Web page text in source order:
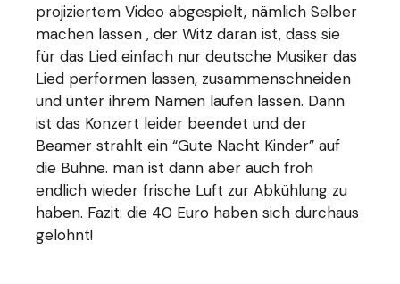
projiziertem Video abgespielt, nämlich Selber
machen lassen , der Witz daran ist, dass sie
für das Lied einfach nur deutsche Musiker das
Lied performen lassen, zusammenschneiden
und unter ihrem Namen laufen lassen. Dann
ist das Konzert leider beendet und der
Beamer strahlt ein “Gute Nacht Kinder” auf
die Bühne. man ist dann aber auch froh
endlich wieder frische Luft zur Abkühlung zu
haben. Fazit: die 40 Euro haben sich durchaus
gelohnt!